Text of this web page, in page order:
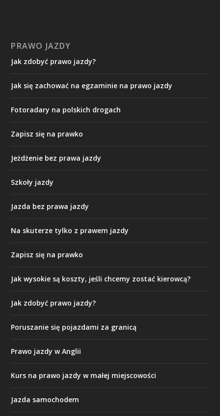
PRAWO JAZDY
Jak zdobyć prawo jazdy?
Jak się zachować na egzaminie na prawo jazdy
Fotoradary na polskich drogach
Zapisz się na prawko
Jeżdżenie bez prawa jazdy
Szkoły jazdy
Jazda bez prawa jazdy
Na skuterze tylko z prawem jazdy
Zapisz się na prawko
Jak wysokie są koszty, jeśli chcemy zostać kierowcą?
Jak zdobyć prawo jazdy?
Poruszanie się pojazdami za granicą
Prawo jazdy w Anglii
Kurs na prawo jazdy w małej miejscowości
Jazda samochodem